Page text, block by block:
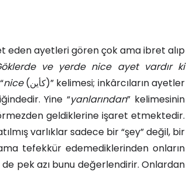
eden ayetleri gören çok ama ibret alıp
ve yerde nice ayet vardır ki
nice (كأين)” kelimesi; inkârcıların ayetler
Yine “yanlarından” kelimesinin
geldiklerine işaret etmektedir.
varlıklar sadece bir “şey” değil, bir
tefekkür edemediklerinden onların
pek azı bunu değerlendirir. Onlardan